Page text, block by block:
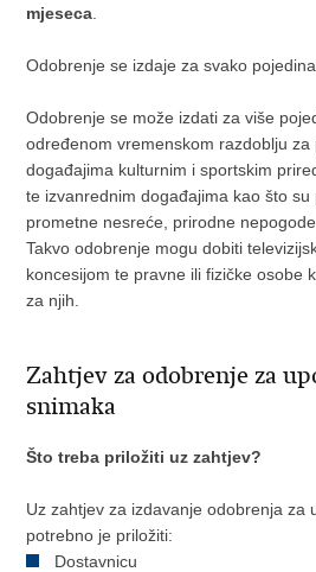
mjeseca
Odobrenje se izdaje za svako
Odobrenje se može izdati za više
određenom vremenskom razdoblju
događajima kulturnim i sportskim
te izvanrednim događajima kao što
prometne nesreće, prirodne
Takvo odobrenje mogu dobiti
koncesijom te pravne ili fizičke osobe
za njih.
Zahtjev za odobrenje za
snimaka
Što treba priložiti uz zahtjev?
Uz zahtjev za izdavanje odobrenja za
potrebno je priložiti:
Dostavnicu